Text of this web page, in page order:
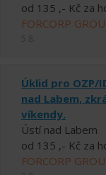
od 135 ,- Kč za
FORCORP
Úklid pro OZP/
nad Labem,
víkendy.
Ústí nad Labem
od 135 ,- Kč za
FORCORP